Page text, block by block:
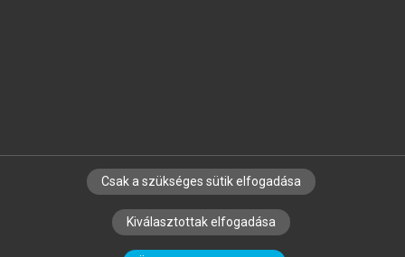
SZERZŐKNEK CÉGEKNEK KÖNYVTÁROSOKNAK
SZERKESZTÉSI ÉS LEKTORÁLÁSI ALAPELVEK
Csak a szükséges sütik elfogadása
Kiválasztottak elfogadása